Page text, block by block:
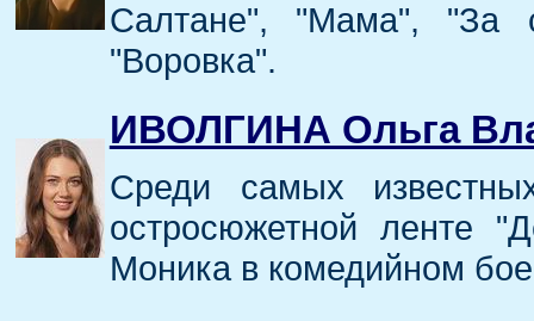
Салтане", "Мама", "За
"Воровка".
ИВОЛГИНА Ольга
Среди самых
остросюжетной ленте
Моника в комедийном